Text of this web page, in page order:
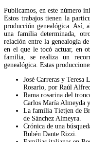
Publicamos, en este número
Estos trabajos tienen la
producción genealógica. Así,
una familia determinada,
relación entre la genealogía
en el que le tocó actuar, en
familia, se realiza un
genealógica. Estas
José Carreras y Teresa
Rosario, por Raúl
Rama rosarina del
Carlos María Almeyda
La familia Tietjen de
de Sánchez Almeyra.
Crónica de una
Rubén Dante Rizzi.